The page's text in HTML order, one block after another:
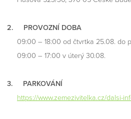
2. PROVOZNÍ DOBA
09:00 – 18:00 od čtvrtka 25.08. do
09:00 – 17:00 v úterý 30.08.
3. PARKOVÁNÍ
https://www.zemezivitelka.cz/dalsi-